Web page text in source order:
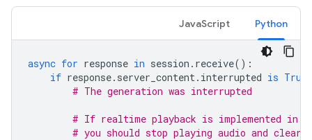
Python
JavaScript
async for response in session . receive():
if response. server_content. interrupted is True
# The generation was interrupted
# If realtime playback is implemented in
# you should stop playing audio and clear